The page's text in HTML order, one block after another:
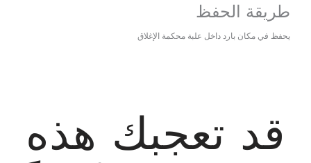
طريقة الحفظ
يحفظ في مكان بارد داخل علبة محكمة الإغلاق
قد تعجبك هذه